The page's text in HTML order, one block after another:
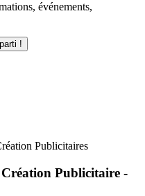
événements,
!
Publicitaires
Publicitaire -